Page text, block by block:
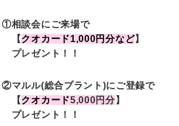
①相談会にご来場で
【クオカード1,000円分など】
プレゼント！！
②マルル(総合プラント)にご登録で
【クオカード5,000円分】
プレゼント！！